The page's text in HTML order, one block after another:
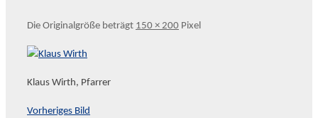
Die Originalgröße beträgt 150 × 200 Pixel
Klaus Wirth, Pfarrer
Vorheriges Bild